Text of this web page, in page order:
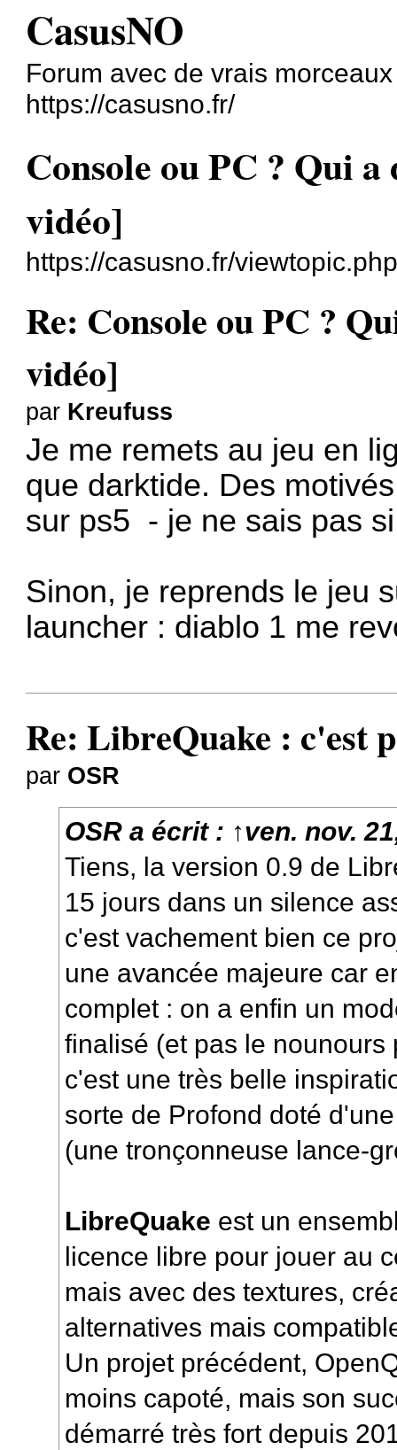
CasusNO
Forum avec de vrais
https://casusno.fr/
Console ou PC ? Qui
vidéo]
https://casusno.fr/
Re: Console ou PC ?
vidéo]
par Kreufuss
Je me remets au jeu en
que darktide. Des
sur ps5 - je ne sais pas
Sinon, je reprends le jeu
launcher : diablo 1 me
Re: LibreQuake : c'est
par OSR
OSR a écrit : ↑ven. nov.
Tiens, la version 0.9 de
15 jours dans un silence
c'est vachement bien ce
une avancée majeure car
complet : on a enfin un
finalisé (et pas le
c'est une très belle
sorte de Profond doté
(une tronçonneuse lance-
LibreQuake est un
licence libre pour jouer au
mais avec des textures,
alternatives mais
Un projet précédent,
moins capoté, mais son
démarré très fort depuis